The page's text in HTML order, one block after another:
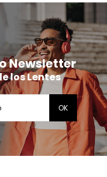
Newsletter
los Lentes